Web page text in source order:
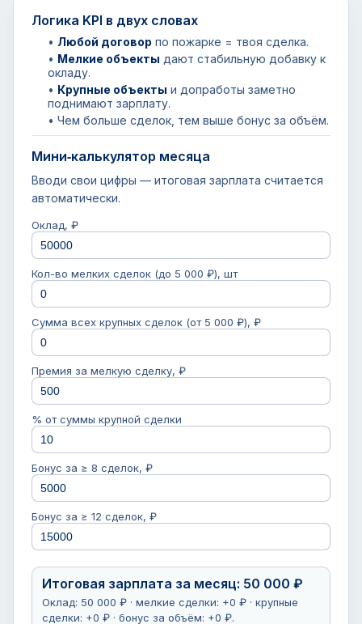
Логика KPI в двух словах
• Любой договор по пожарке = твоя сделка.
• Мелкие объекты дают стабильную добавку к
окладу.
• Крупные объекты и допработы заметно
поднимают зарплату.
• Чем больше сделок, тем выше бонус за объём.
Мини‑калькулятор месяца
Вводи свои цифры — итоговая зарплата считается
автоматически.
Оклад, ₽
Кол-во мелких сделок (до 5 000 ₽), шт
Сумма всех крупных сделок (от 5 000 ₽), ₽
Премия за мелкую сделку, ₽
% от суммы крупной сделки
Бонус за ≥ 8 сделок, ₽
Бонус за ≥ 12 сделок, ₽
Итоговая зарплата за месяц: 50 000 ₽
Оклад: 50 000 ₽ · мелкие сделки: +0 ₽ · крупные
сделки: +0 ₽ · бонус за объём: +0 ₽.